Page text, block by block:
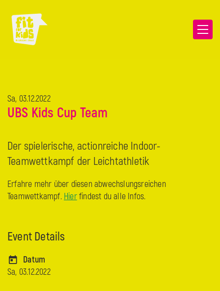
Sa, 03.12.2022
UBS Kids Cup Team
Der spielerische, actionreiche Indoor-​
Teamwettkampf der Leichtathletik
Erfahre mehr über diesen abwechslungsreichen
Teamwettkampf. Hierfindest du alle Infos.
Event Details
Datum
Sa, 03.12.2022